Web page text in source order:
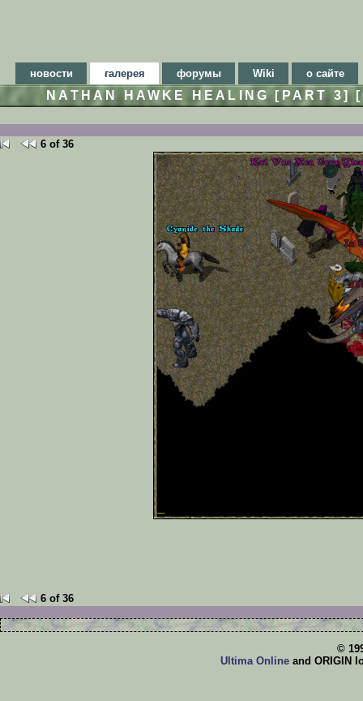
новости галерея форумы Wiki о сайте
NATHAN HAWKE HEALING [PART
6 of 36
6 of 36
©
Ultima Online and ORIGIN